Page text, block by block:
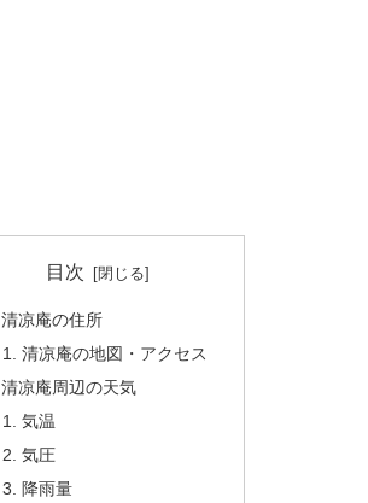
目次
清凉庵の住所
清凉庵の地図・アクセス
清凉庵周辺の天気
気温
気圧
降雨量